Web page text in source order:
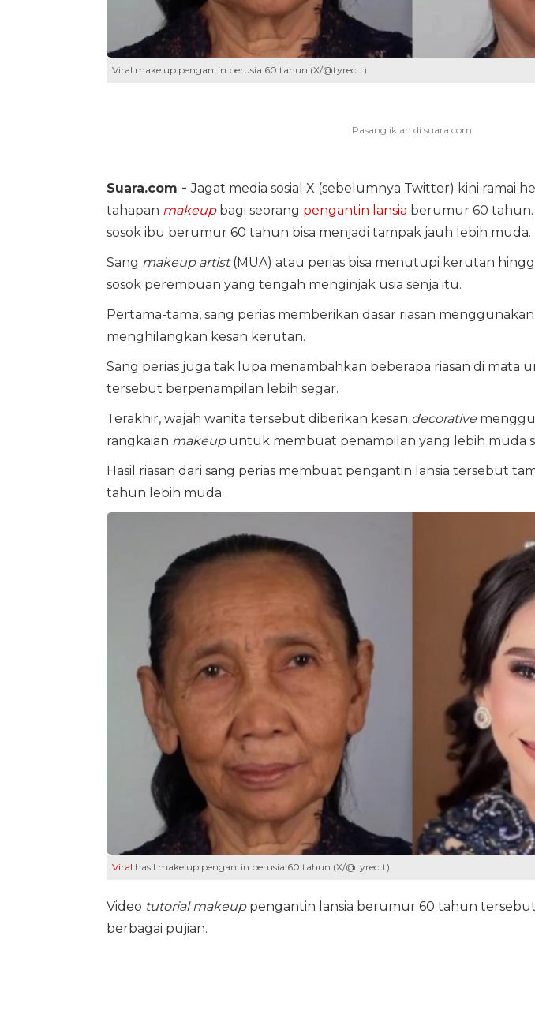
Viral make up pengantin berusia 60 tahun (X/@tyrectt)
Suara.com -Jagat media sosial X (sebelumnya Twitter) kini ramai
tahapan makeup bagi seorang pengantin lansia berumur 60 tahun.
sosok ibu berumur 60 tahun bisa menjadi tampak jauh lebih muda.
Sang makeup artist(MUA) atau perias bisa menutupi kerutan
sosok perempuan yang tengah menginjak usia senja itu.
Pertama-tama, sang perias memberikan dasar riasan
menghilangkan kesan kerutan.
Sang perias juga tak lupa menambahkan beberapa riasan di mata
tersebut berpenampilan lebih segar.
Terakhir, wajah wanita tersebut diberikan kesan decorative
rangkaian makeup untuk membuat penampilan yang lebih muda
Hasil riasan dari sang perias membuat pengantin lansia tersebut
tahun lebih muda.
Viral hasil make up pengantin berusia 60 tahun (X/@tyrectt)
Video tutorial makeup pengantin lansia berumur 60 tahun
berbagai pujian.